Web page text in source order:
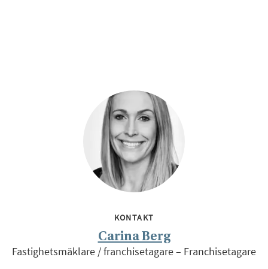
KONTAKT
Carina Berg
Fastighetsmäklare / franchisetagare – Franchisetagare